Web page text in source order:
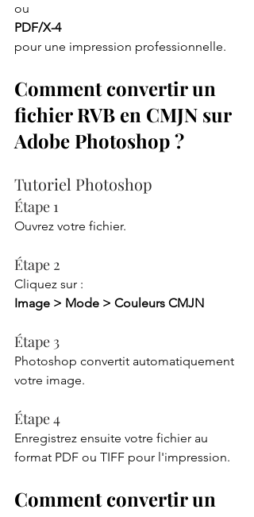
ou
PDF/X-4
pour une impression professionnelle.
Comment convertir un
fichier RVB en CMJN sur
Adobe Photoshop ?
Tutoriel Photoshop
Étape 1
Ouvrez votre fichier.
Étape 2
Cliquez sur :
Image > Mode > Couleurs CMJN
Étape 3
Photoshop convertit automatiquement
votre image.
Étape 4
Enregistrez ensuite votre fichier au
format PDF ou TIFF pour l'impression.
Comment convertir un